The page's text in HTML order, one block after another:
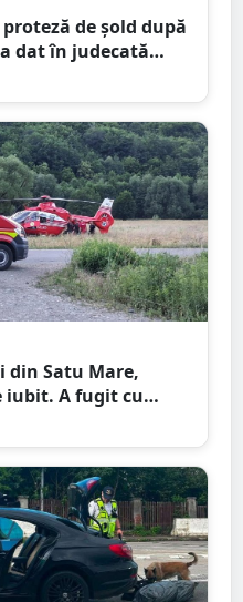
de șold după
dat în judecată
din Satu Mare,
A fugit cu